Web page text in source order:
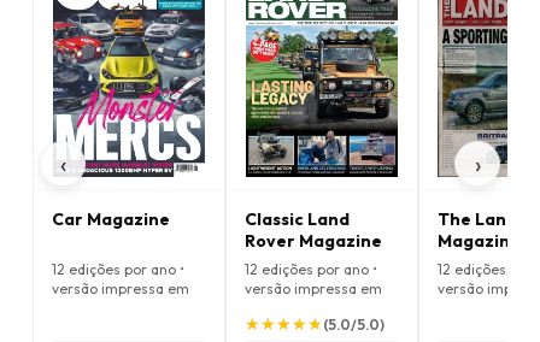
‹
Car Magazine
12 edições por ano •
versão impressa em
Classic Land
Rover Magazine
12 edições por ano •
versão impressa em
★
★★
★★
★★
★★
★(5.0/5.0)
The Landy
Magazine
12 edições por
versão
›